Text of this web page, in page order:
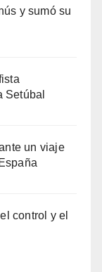
y sumó su
Setúbal
un viaje
control y el